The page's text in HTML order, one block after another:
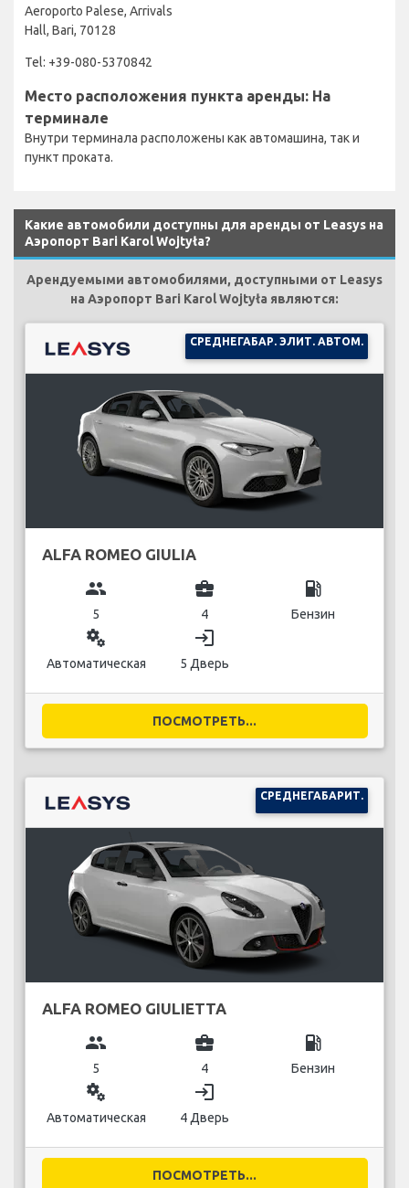
Aeroporto Palese, Arrivals
Hall, Bari, 70128
Tel: +39-080-5370842
Место расположения пункта аренды: На
терминале
Внутри терминала расположены как автомашина, так и
пункт проката.
Какие автомобили доступны для аренды от Leasys на
Аэропорт Bari Karol Wojtyła?
Арендуемыми автомобилями, доступными от Leasys
на Аэропорт Bari Karol Wojtyła являются:
СРЕДНЕГАБАР. ЭЛИТ. АВТОМ.
ALFA ROMEO GIULIA
group
5
business_center
4
local_gas_station
Бензин
miscellaneous_services
Автоматическая
login
5 Дверь
ПОСМОТРЕТЬ...
СРЕДНЕГАБАРИТ.
ALFA ROMEO GIULIETTA
group
5
business_center
4
local_gas_station
Бензин
miscellaneous_services
Автоматическая
login
4 Дверь
ПОСМОТРЕТЬ...